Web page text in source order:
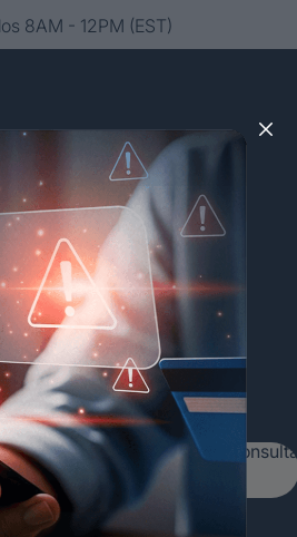
8AM - 12PM (EST)
Agenda tu consulta